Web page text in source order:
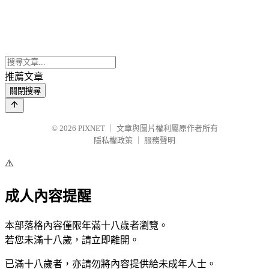
推薦文章
關閉搜尋
© 2026 PIXNET
文章與圖片權利屬原作者所有
隱私權政策
服務聲明
⚠️
成人內容提醒
本部落格內容僅限年滿十八歲者瀏覽。
若您未滿十八歲，請立即離開。
已滿十八歲者，亦請勿將內容提供給未成年人士。